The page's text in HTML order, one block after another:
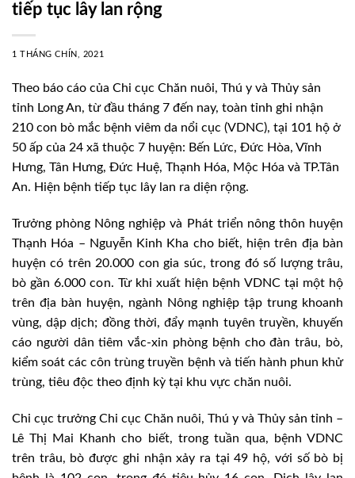
tiếp tục lây lan rộng
1 THÁNG CHÍN, 2021
Theo báo cáo của Chi cục Chăn nuôi, Thú y và Thủy sản
tỉnh Long An, từ đầu tháng 7 đến nay, toàn tỉnh ghi nhận
210 con bò mắc bệnh viêm da nổi cục (VDNC), tại 101 hộ ở
50 ấp của 24 xã thuộc 7 huyện: Bến Lức, Đức Hòa, Vĩnh
Hưng, Tân Hưng, Đức Huệ, Thạnh Hóa, Mộc Hóa và TP.Tân
An. Hiện bệnh tiếp tục lây lan ra diện rộng.
Trưởng phòng Nông nghiệp và Phát triển nông thôn huyện
Thạnh Hóa – Nguyễn Kinh Kha cho biết, hiện trên địa bàn
huyện có trên 20.000 con gia súc, trong đó số lượng trâu,
bò gần 6.000 con. Từ khi xuất hiện bệnh VDNC tại một hộ
trên địa bàn huyện, ngành Nông nghiệp tập trung khoanh
vùng, dập dịch; đồng thời, đẩy mạnh tuyên truyền, khuyến
cáo người dân tiêm vắc-xin phòng bệnh cho đàn trâu, bò,
kiểm soát các côn trùng truyền bệnh và tiến hành phun khử
trùng, tiêu độc theo định kỳ tại khu vực chăn nuôi.
Chi cục trưởng Chi cục Chăn nuôi, Thú y và Thủy sản tỉnh –
Lê Thị Mai Khanh cho biết, trong tuần qua, bệnh VDNC
trên trâu, bò được ghi nhận xảy ra tại 49 hộ, với số bò bị